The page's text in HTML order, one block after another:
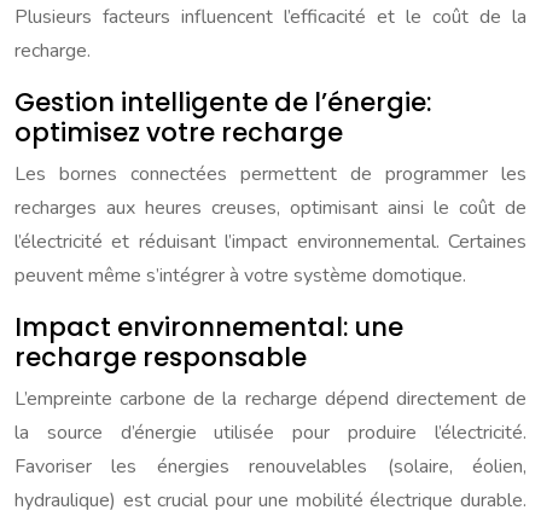
Plusieurs facteurs influencent l’efficacité et le coût de la
recharge.
Gestion intelligente de l’énergie:
optimisez votre recharge
Les bornes connectées permettent de programmer les
recharges aux heures creuses, optimisant ainsi le coût de
l’électricité et réduisant l’impact environnemental. Certaines
peuvent même s’intégrer à votre système domotique.
Impact environnemental: une
recharge responsable
L’empreinte carbone de la recharge dépend directement de
la source d’énergie utilisée pour produire l’électricité.
Favoriser les énergies renouvelables (solaire, éolien,
hydraulique) est crucial pour une mobilité électrique durable.